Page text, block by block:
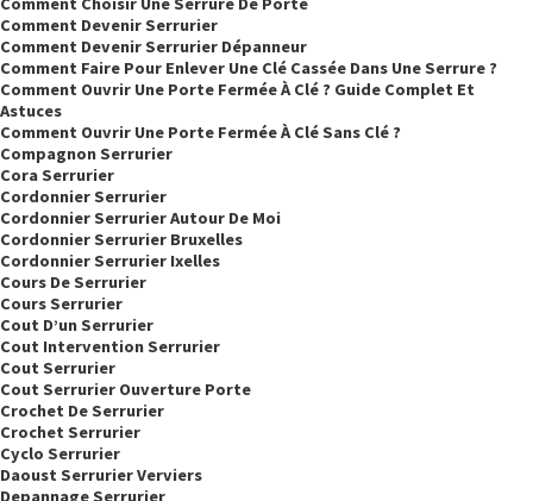
Comment Devenir Serrurier
Comment Devenir Serrurier Dépanneur
Comment Faire Pour Enlever Une Clé Cassée Dans Une Serrure ?
Comment Ouvrir Une Porte Fermée À Clé ? Guide Complet Et
Astuces
Comment Ouvrir Une Porte Fermée À Clé Sans Clé ?
Compagnon Serrurier
Cora Serrurier
Cordonnier Serrurier
Cordonnier Serrurier Autour De Moi
Cordonnier Serrurier Bruxelles
Cordonnier Serrurier Ixelles
Cours De Serrurier
Cours Serrurier
Cout D’un Serrurier
Cout Intervention Serrurier
Cout Serrurier
Cout Serrurier Ouverture Porte
Crochet De Serrurier
Crochet Serrurier
Cyclo Serrurier
Daoust Serrurier Verviers
Depannage Serrurier